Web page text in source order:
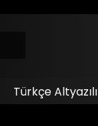
Türkçe Altyazılı